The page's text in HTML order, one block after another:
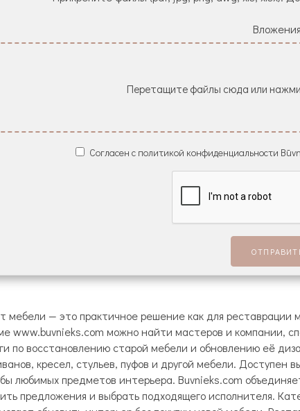
Вложения
Перетащите файлы сюда или
Согласен с политикой конфиденциальности
мебели — это практичное решение как для
www.buvnieks.com можно найти мастеров и компании,
по восстановлению старой мебели и обновлению её
кресел, стульев, пуфов и другой мебели. Доступен
любимых предметов интерьера. Buvnieks.com
предложения и выбрать подходящего исполнителя.